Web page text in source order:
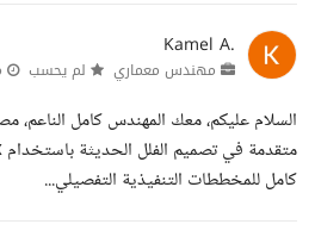
Kamel A.
مهندس معماري لم يحسب
السلام عليكم، معك المهندس كامل الناعم،
كامل للمخططات التنفيذية التفصيلي...